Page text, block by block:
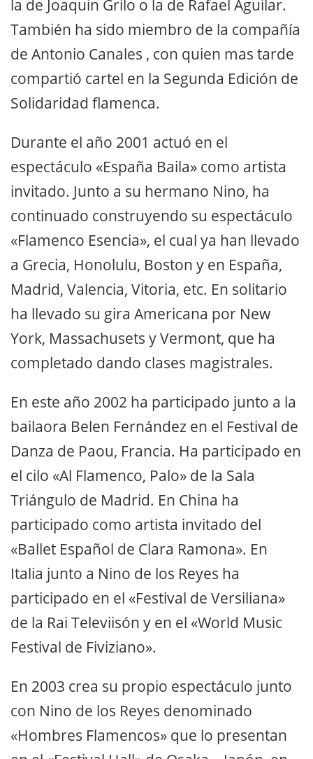
la de Joaquin Grilo o la de Rafael Aguilar.
También ha sido miembro de la compañía
de Antonio Canales , con quien mas tarde
compartió cartel en la Segunda Edición de
Solidaridad flamenca.
Durante el año 2001 actuó en el
espectáculo «España Baila» como artista
invitado. Junto a su hermano Nino, ha
continuado construyendo su espectáculo
«Flamenco Esencia», el cual ya han llevado
a Grecia, Honolulu, Boston y en España,
Madrid, Valencia, Vitoria, etc. En solitario
ha llevado su gira Americana por New
York, Massachusets y Vermont, que ha
completado dando clases magistrales.
En este año 2002 ha participado junto a la
bailaora Belen Fernández en el Festival de
Danza de Paou, Francia. Ha participado en
el cilo «Al Flamenco, Palo» de la Sala
Triángulo de Madrid. En China ha
participado como artista invitado del
«Ballet Español de Clara Ramona». En
Italia junto a Nino de los Reyes ha
participado en el «Festival de Versiliana»
de la Rai Televiisón y en el «World Music
Festival de Fiviziano».
En 2003 crea su propio espectáculo junto
con Nino de los Reyes denominado
«Hombres Flamencos» que lo presentan